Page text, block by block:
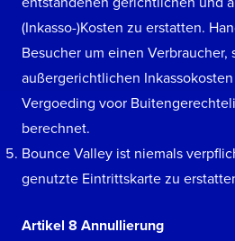
(Inkasso-)Kosten zu erstatten.
Besucher um einen Verbraucher,
außergerichtlichen
Vergoeding voor
berechnet.
Bounce Valley ist niemals
genutzte Eintrittskarte zu
Artikel 8 Annullierung